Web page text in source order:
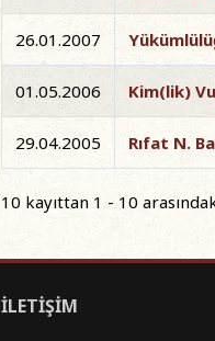
26.01.2007
01.05.2006 Kim(lik)
29.04.2005 Rıfat N.
10 kayıttan 1 - 10
İLETİŞİM